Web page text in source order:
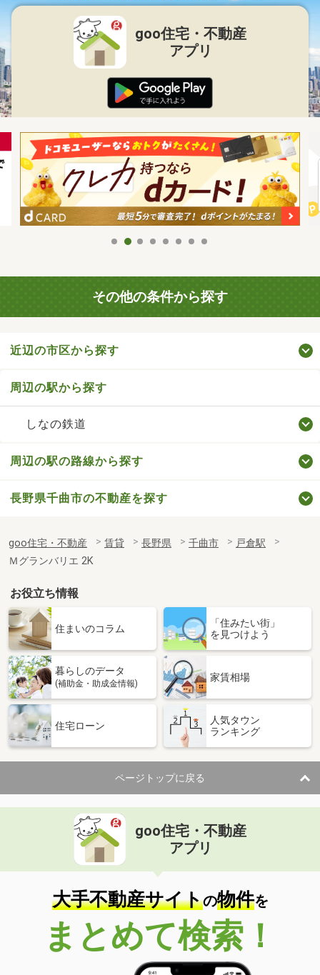
goo住宅・不動産
アプリ
その他の条件から探す
近辺の市区から探す
周辺の駅から探す
しなの鉄道
周辺の駅の路線から探す
長野県千曲市の不動産を探す
goo住宅・不動産 賃貸 長野県 千曲市
戸倉駅
Ｍグランバリエ 2K
お役立ち情報
住まいのコラム
「住みたい街」
を見つけよう
暮らしのデータ
(補助金・助成金情報)
家賃相場
住宅ローン
人気タウン
ランキング
ページトップに戻る
goo住宅・不動産
アプリ
大手不動産サイトの物件を
まとめて検索！